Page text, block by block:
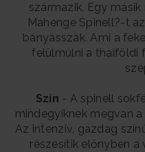
származik. Egy
Mahenge Spinell?-t
bányásszák. Ami a
felülmúlni a thaiföldi
Szín - A spinell
mindegyiknek megvan
Az intenzív, gazdag
részesítik előnyben